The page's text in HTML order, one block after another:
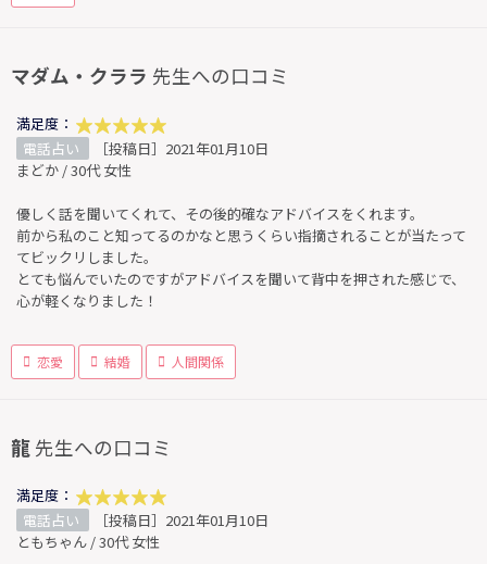
マダム・クララ 先生への口コミ
満足度：
電話占い
［投稿日］2021年01月10日
まどか / 30代 女性
優しく話を聞いてくれて、その後的確なアドバイスをくれます。
前から私のこと知ってるのかなと思うくらい指摘されることが当たって
てビックリしました。
とても悩んでいたのですがアドバイスを聞いて背中を押された感じで、
心が軽くなりました！
恋愛 結婚 人間関係
龍 先生への口コミ
満足度：
電話占い
［投稿日］2021年01月10日
ともちゃん / 30代 女性